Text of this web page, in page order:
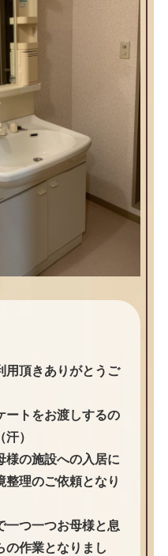
用頂きありがとうご
ートをお渡しするの
）
様の施設への入居に
整理のご依頼となり
一つ一つお母様と息
の作業となりまし